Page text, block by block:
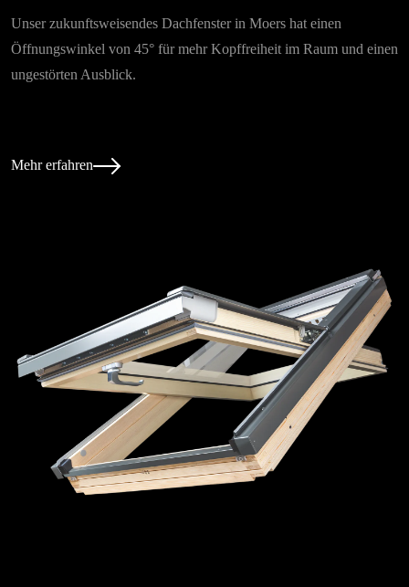
Unser zukunftsweisendes Dachfenster in Moers hat einen
Öffnungswinkel von 45° für mehr Kopffreiheit im Raum und einen
ungestörten Ausblick.
Mehr erfahren